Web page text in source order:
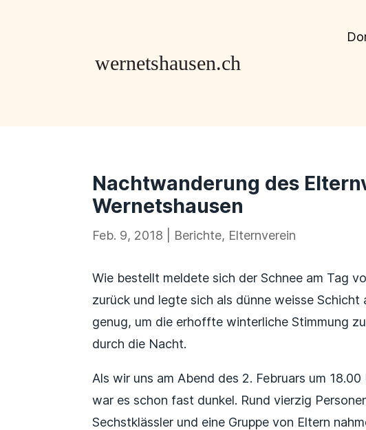
Nachtwanderung des
Wernetshausen
Feb. 9, 2018 Berichte, Elternverein
Wie bestellt meldete sich der Schnee am Tag
zurück und legte sich als dünne weisse Schicht
genug, um die erhoffte winterliche Stimmung
durch die Nacht.
Als wir uns am Abend des 2. Februars um
war es schon fast dunkel. Rund vierzig
Sechstklässler und eine Gruppe von Eltern